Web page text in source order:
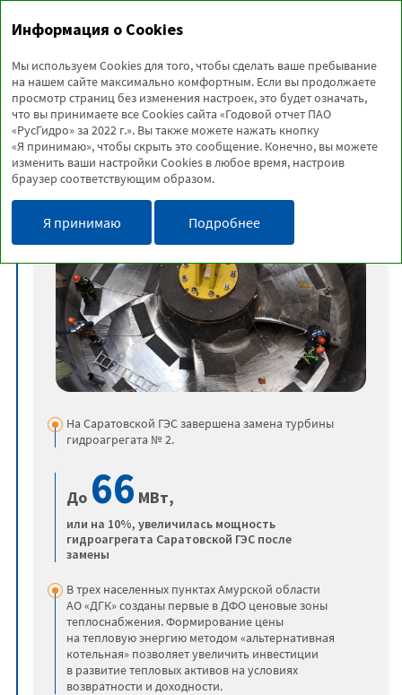
Годовой отчет
2022
КЛЮЧЕВЫЕ СОБЫТИЯ 2022
ГОДА
Январь
На Саратовской ГЭС завершена замена турбины
гидроагрегата № 2.
До 66 МВт,
или на 10%, увеличилась мощность
гидроагрегата Саратовской ГЭС после
замены
В трех населенных пунктах Амурской области
АО «ДГК» созданы первые в ДФО ценовые зоны
теплоснабжения. Формирование цены
на тепловую энергию методом «альтернативная
котельная» позволяет увеличить инвестиции
в развитие тепловых активов на условиях
возвратности и доходности.
Информация о Cookies
Мы используем Cookies для того, чтобы сделать ваше пребывание
на нашем сайте максимально комфортным. Если вы продолжаете
просмотр страниц без изменения настроек, это будет означать,
что вы принимаете все Cookies сайта «Годовой отчет ПАО
«РусГидро» за 2022 г.». Вы также можете нажать кнопку
«Я принимаю», чтобы скрыть это сообщение. Конечно, вы можете
изменить ваши настройки Cookies в любое время, настроив
браузер соответствующим образом.
Я принимаю Подробнее